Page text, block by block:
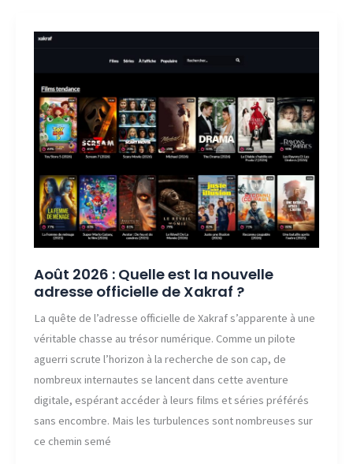
est
adresse
officielle
de
Yarkam
Août 2026 : Quelle est la nouvelle
adresse officielle de Xakraf ?
La quête de l’adresse officielle de Xakraf s’apparente à une
véritable chasse au trésor numérique. Comme un pilote
aguerri scrute l’horizon à la recherche de son cap, de
nombreux internautes se lancent dans cette aventure
digitale, espérant accéder à leurs films et séries préférés
sans encombre. Mais les turbulences sont nombreuses sur
ce chemin semé